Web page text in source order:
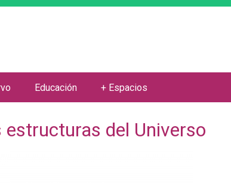
del Universo
Educación + Espacios